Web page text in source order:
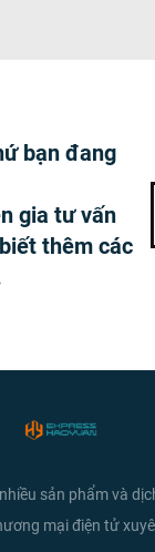
bạn đang
gia tư vấn
thêm các
sản phẩm và
mại điện tử